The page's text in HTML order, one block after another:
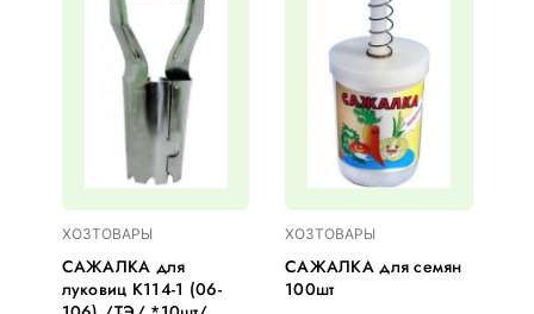
ХОЗТОВАРЫ
САЖАЛКА для
луковиц К114-1 (06-
ХОЗТОВАРЫ
САЖАЛКА для семян
100шт